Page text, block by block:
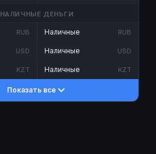
НАЛИЧНЫЕ ДЕНЬГИ
RUB
USD
KZT
Наличные RUB
Наличные USD
Наличные KZT
Показать все